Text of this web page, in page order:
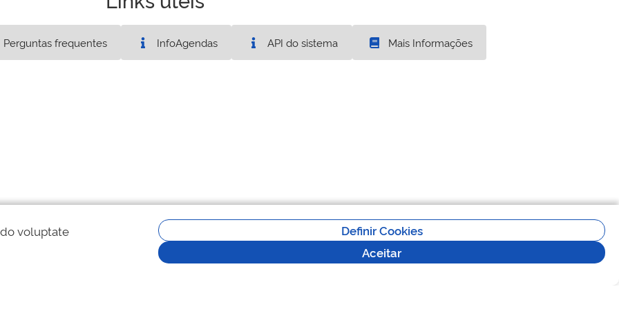
(desde 16/09/2022) - Ativo
- Ativo
(desde 16/09/2022) - Ativo
de Pessoal de Nível superior (desde
Avançada S. A (desde 05/10/2023) - Ativo
- Ativo
Aeronáutica (desde 28/03/2025) - Ativo
Perguntas frequentes InfoAgendas API do sistema Mais Informações
voluptate
Definir Cookies
Aceitar